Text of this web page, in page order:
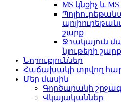
MS կնքիչ և
շարք
Ջրակայուն
նյութերի շարք
Նորություններ
Հաճախակի տրվող
Մեր մասին
Գործարանի
Վկայականներ